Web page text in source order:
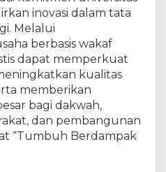
inovasi dalam tata
Melalui
berbasis wakaf
dapat memperkuat
kualitas
memberikan
bagi dakwah,
dan pembangunan
“Tumbuh Berdampak